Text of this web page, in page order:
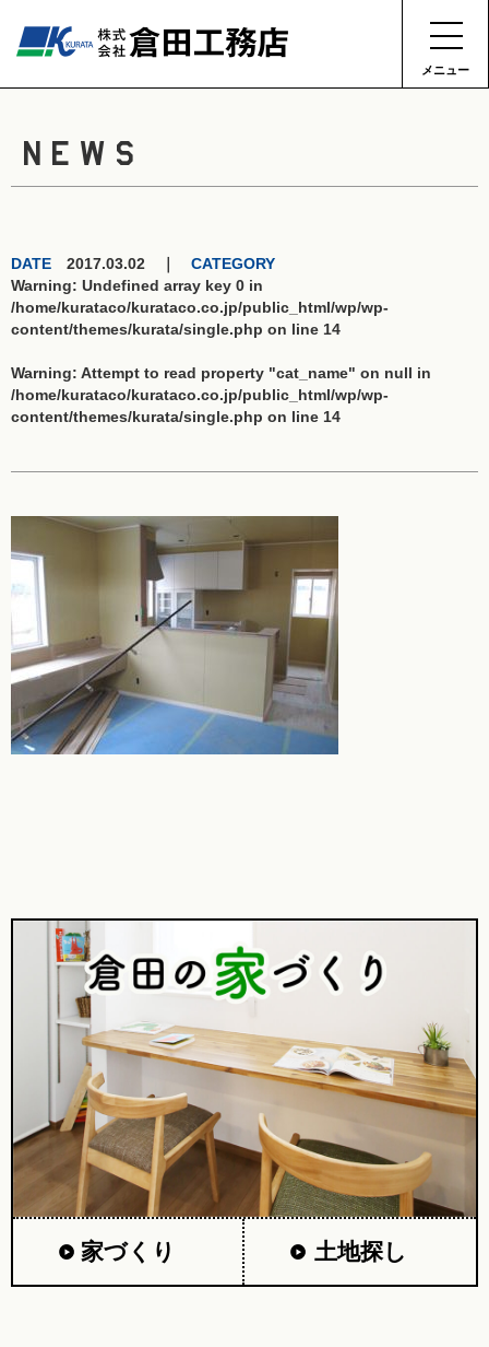
メニュー
NEWS
DATE 2017.03.02 ｜ CATEGORY
Warning: Undefined array key 0 in
/home/kurataco/kurataco.co.jp/public_html/wp/wp-
content/themes/kurata/single.php on line 14
Warning: Attempt to read property "cat_name" on null in
/home/kurataco/kurataco.co.jp/public_html/wp/wp-
content/themes/kurata/single.php on line 14
家づくり 土地探し